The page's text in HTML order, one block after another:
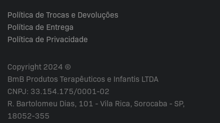
Política de Trocas e Devoluções
Política de Entrega
Política de Privacidade
Copyright 2024 ©
BmB Produtos Terapêuticos e Infantis LTDA
CNPJ: 33.154.175/0001-02
R. Bartolomeu Dias, 101 - Vila Rica, Sorocaba - SP,
18052-355